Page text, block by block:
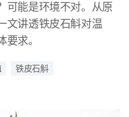
可能是环境不对。从原
文讲透铁皮石斛对温
求。
铁皮石斛